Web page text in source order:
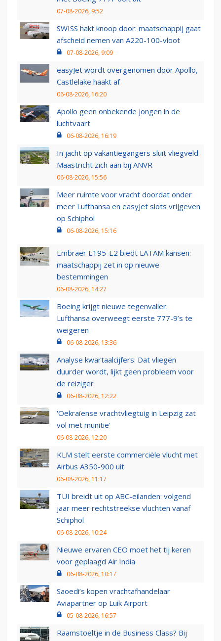
07-08-2026, 9:52
SWISS hakt knoop door: maatschappij gaat
afscheid nemen van A220-100-vloot
07-08-2026, 9:09
easyJet wordt overgenomen door Apollo,
Castlelake haakt af
06-08-2026, 16:20
Apollo geen onbekende jongen in de
luchtvaart
06-08-2026, 16:19
In jacht op vakantiegangers sluit vliegveld
Maastricht zich aan bij ANVR
06-08-2026, 15:56
Meer ruimte voor vracht doordat onder
meer Lufthansa en easyJet slots vrijgeven
op Schiphol
06-08-2026, 15:16
Embraer E195-E2 biedt LATAM kansen:
maatschappij zet in op nieuwe
bestemmingen
06-08-2026, 14:27
Boeing krijgt nieuwe tegenvaller:
Lufthansa overweegt eerste 777-9’s te
weigeren
06-08-2026, 13:36
Analyse kwartaalcijfers: Dat vliegen
duurder wordt, lijkt geen probleem voor
de reiziger
06-08-2026, 12:22
'Oekraïense vrachtvliegtuig in Leipzig zat
vol met munitie'
06-08-2026, 12:20
KLM stelt eerste commerciële vlucht met
Airbus A350-900 uit
06-08-2026, 11:17
TUI breidt uit op ABC-eilanden: volgend
jaar meer rechtstreekse vluchten vanaf
Schiphol
06-08-2026, 10:24
Nieuwe ervaren CEO moet het tij keren
voor geplaagd Air India
06-08-2026, 10:17
Saoedi’s kopen vrachtafhandelaar
Aviapartner op Luik Airport
05-08-2026, 16:57
Raamstoeltje in de Business Class? Bij